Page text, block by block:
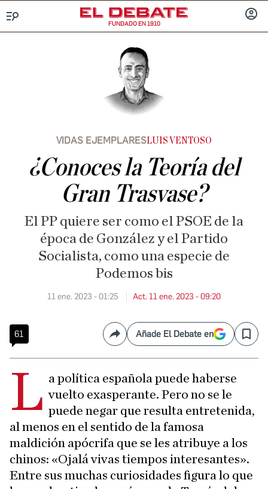
FUNDADO EN 1910
VIDAS EJEMPLARES LUIS VENTOSO
¿Conoces la Teoría del
Gran Trasvase?
El PP quiere ser como el PSOE de la
época de González y el Partido
Socialista, como una especie de
Podemos bis
11 ene. 2023 - 01:25 Act. 11 ene. 2023 - 09:20
61 CompartirAñade El Debate en Save
L a política española puede haberse
vuelto exasperante. Pero no se le
puede negar que resulta entretenida,
al menos en el sentido de la famosa
maldición apócrifa que se les atribuye a los
chinos: «Ojalá vivas tiempos interesantes».
Entre sus muchas curiosidades figura lo que